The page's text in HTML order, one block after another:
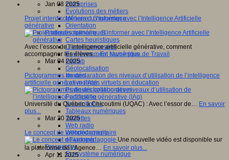
Entreprises
Evolutions des métiers
Métiers du numérique
Orientation
Pratiques numériques
Cartes heuristiques
Classes inversées
Environnement Numérique de Travail
Fablab
Géolocalisation
Images
Les mondes virtuels en éducation
Pratiques collaboratives
Podcasting
Smartphones
Tableaux numériques
Tablettes
Web radio
Webdocumentaire
eTwinning
Prospective
Ecosystème numérique
Jan 08 2025
Projet interdisciplinaire : S’informer avec l’Intelligence Artificielle
générative
Avec l’essor de l’intelligence artificielle générative, comment
accompagner les élèves…En savoir plus...
Mar 04 2025
Pictogrammes de déclaration des niveaux d’utilisation de l’intelligence
artificielle générative (IAg)
Université du Québec à Chicoutimi (UQAC) : Avec l’essor de… En savoir
plus...
Mar 20 2025
Le concept de ludopédagogie
Une nouvelle vidéo est disponible sur
la plateforme de l’Agence… En savoir plus...
Apr 11 2025